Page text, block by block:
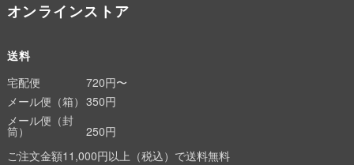
オンラインストア
送料
宅配便
720円〜
メール便（箱） 350円
メール便（封
筒）
250円
ご注文金額11,000円以上（税込）で送料無料